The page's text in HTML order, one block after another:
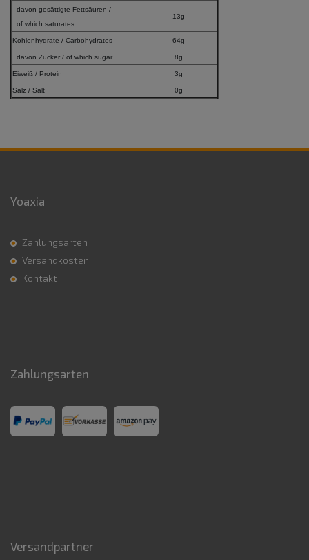
davon gesättigte Fettsäuren /
of which saturates
13g
Kohlenhydrate / Carbohydrates 64g
davon Zucker / of which sugar 8g
Eiweiß / Protein 3g
Salz / Salt 0g
Yoaxia
Zahlungsarten
Versandkosten
Kontakt
Zahlungsarten
Versandpartner